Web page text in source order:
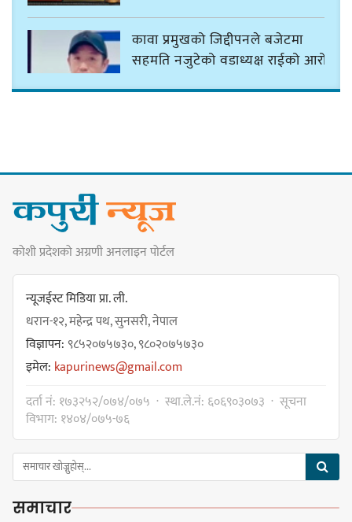
कावा प्रमुखको जिद्दीपनले बजेटमा
सहमति नजुटेको वडाध्यक्ष राईको आरोप
सन्धिका लागि विशेष समिति गठन गर्न
प्रधानमन्त्रीसँग आग्रह : कुमार लिङ्देन
कार्यवाहक प्रमुख बेघालाई अश्लील शब्द
नगरसभा रोकियो
प्रदेश अधिकार विहीन भएकोले सरकार
फेरबदल गर्न दलहरूलाई अस्थिरताको
सङ्खुवासभामा सिलिचोङ स्वास्थ्य
कोशी प्रदेशको अग्रणी अनलाइन पोर्टल
न्यूजईस्ट मिडिया प्रा. ली.
धरान-१२, महेन्द्र पथ, सुनसरी, नेपाल
विज्ञापन:९८५२०७५७३०, ९८०२०७५७३०
इमेल: kapurinews@gmail.com
दर्ता नं: १७३२५२/०७४/०७५ · स्था.ले.नं: ६०६९०३०७३ · सूचना
विभाग: १४०४/०७५-७६
समाचार